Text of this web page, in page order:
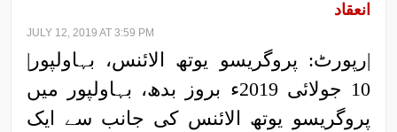
انعقاد
JULY 12, 2019 AT 3:59 PM
|رپورٹ: پروگریسو یوتھ الائنس، بہاولپور|
10 جولائی 2019ء بروز بدھ، بہاولپور میں
پروگریسو یوتھ الائنس کی جانب سے ایک